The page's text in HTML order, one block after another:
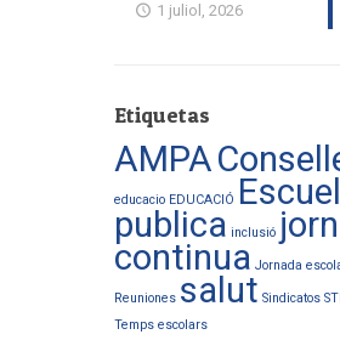
1 juliol, 2026
Etiquetas
AMPA
educacio EDUCACIÓ
publica inclusió
continua Jornada
Reuniones salut Sindicatos
Temps escolars